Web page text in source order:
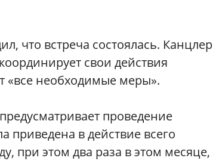
что встреча состоялась. Канцлер
свои действия
необходимые меры».
проведение
приведена в действие всего
при этом два раза в этом месяце,